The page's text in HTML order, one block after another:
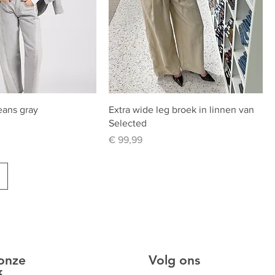
gray
Extra wide leg broek in linnen van
Selected
Prijs
€ 99,99
Volg ons